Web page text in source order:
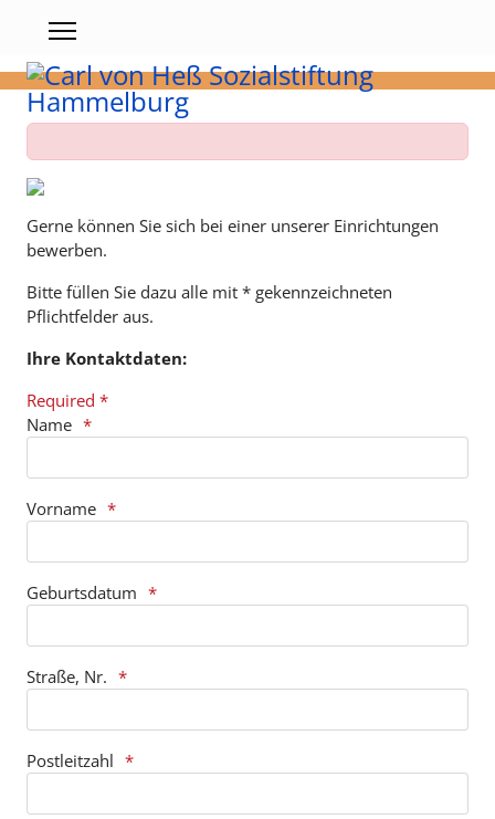
Gerne können Sie sich bei einer unserer Einrichtungen
bewerben.
Bitte füllen Sie dazu alle mit * gekennzeichneten
Pflichtfelder aus.
Ihre Kontaktdaten:
Required *
Name
Vorname
Geburtsdatum
Straße, Nr.
Postleitzahl